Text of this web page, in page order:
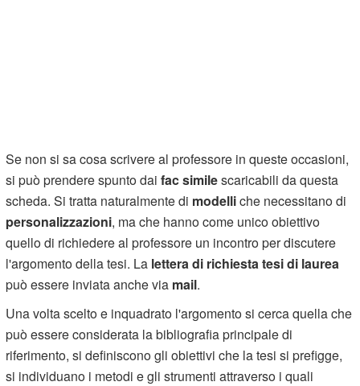
Se non si sa cosa scrivere al professore in queste occasioni,
si può prendere spunto daifac similescaricabili da questa
scheda. Si tratta naturalmente di modelliche necessitano di
personalizzazioni, ma che hanno come unico obiettivo
quello di richiedere al professore un incontro per discutere
l'argomento della tesi. La lettera di richiesta tesi di laurea
può essere inviata anche via mail.
Una volta scelto e inquadrato l'argomento si cerca quella che
può essere considerata la bibliografia principale di
riferimento, si definiscono gli obiettivi che la tesi si prefigge,
si individuano i metodi e gli strumenti attraverso i quali